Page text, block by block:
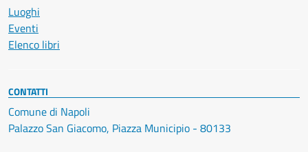
Luoghi
Eventi
Elenco libri
CONTATTI
Comune di Napoli
Palazzo San Giacomo, Piazza Municipio - 80133